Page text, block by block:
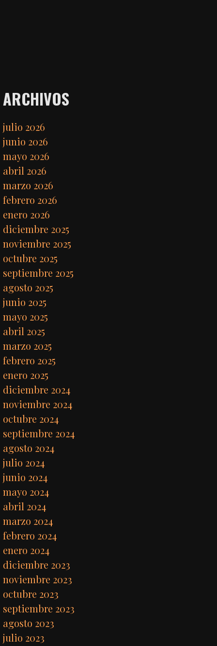
ARCHIVOS
julio 2026
junio 2026
mayo 2026
abril 2026
marzo 2026
febrero 2026
enero 2026
diciembre 2025
noviembre 2025
octubre 2025
septiembre 2025
agosto 2025
junio 2025
mayo 2025
abril 2025
marzo 2025
febrero 2025
enero 2025
diciembre 2024
noviembre 2024
octubre 2024
septiembre 2024
agosto 2024
julio 2024
junio 2024
mayo 2024
abril 2024
marzo 2024
febrero 2024
enero 2024
diciembre 2023
noviembre 2023
octubre 2023
septiembre 2023
agosto 2023
julio 2023